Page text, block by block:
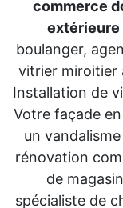
commerce
extérieure
boulanger,
vitrier miroitier
Installation de
Votre façade
un
rénovation
de
spécialiste de